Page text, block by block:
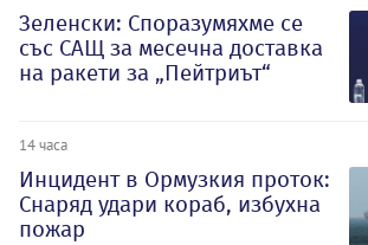
Зеленски: Споразумяхме се
със САЩ за месечна доставка
на ракети за „Пейтриът“
14 часа
Инцидент в Ормузкия проток:
Снаряд удари кораб, избухна
пожар